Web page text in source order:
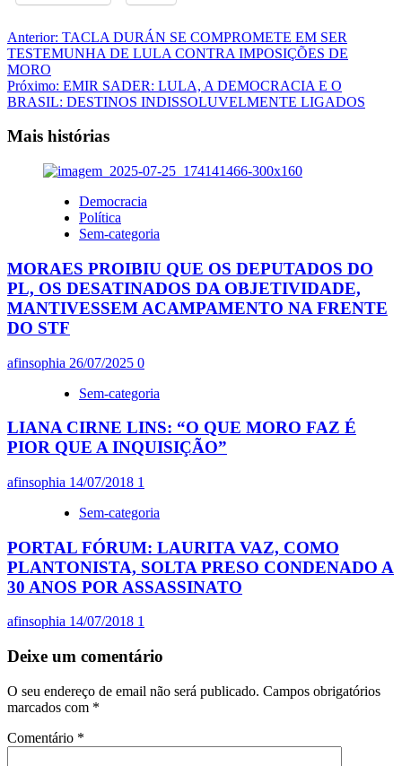
Navegação
de
artigos
Anterior: TACLA DURÁN SE COMPROMETE EM SER
TESTEMUNHA DE LULA CONTRA IMPOSIÇÕES DE
MORO
Próximo: EMIR SADER: LULA, A DEMOCRACIA E O
BRASIL: DESTINOS INDISSOLUVELMENTE LIGADOS
Mais histórias
Democracia
Política
Sem-categoria
MORAES PROIBIU QUE OS DEPUTADOS DO
PL, OS DESATINADOS DA OBJETIVIDADE,
MANTIVESSEM ACAMPAMENTO NA FRENTE
DO STF
afinsophia 26/07/2025 0
Sem-categoria
LIANA CIRNE LINS: “O QUE MORO FAZ É
PIOR QUE A INQUISIÇÃO”
afinsophia 14/07/2018 1
Sem-categoria
PORTAL FÓRUM: LAURITA VAZ, COMO
PLANTONISTA, SOLTA PRESO CONDENADO A
30 ANOS POR ASSASSINATO
afinsophia 14/07/2018 1
Deixe um comentário
O seu endereço de email não será publicado. Campos obrigatórios
marcados com *
Comentário *